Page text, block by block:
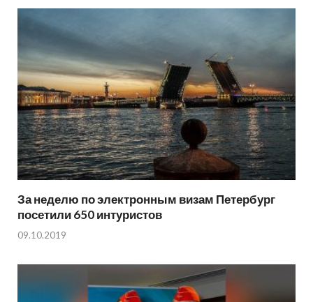
За неделю по электронным визам Петербург
посетили 650 интуристов
09.10.2019